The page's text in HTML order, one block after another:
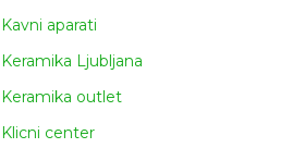
Kavni aparati
Keramika Ljubljana
Keramika outlet
Klicni center